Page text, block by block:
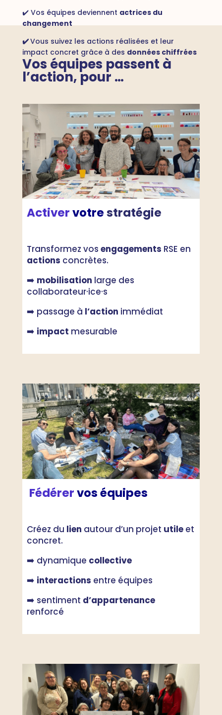
✔️ Vos équipes deviennent actrices du
changement
✔️Vous suivez les actions réalisées et leur
impact concret grâce à des données chiffrées
Vos équipes passent à
l’action, pour …
Activervotrestratégie
Transformez vos engagements RSE en
actions concrètes.
➡️ mobilisation large des
collaborateur·ice·s
➡️ passage à l’action immédiat
➡️ impact mesurable
Fédérervos équipes
Créez du lien autour d’un projet utileet
concret.
➡️ dynamique collective
➡️ interactions entre équipes
➡️ sentiment d’appartenance
renforcé